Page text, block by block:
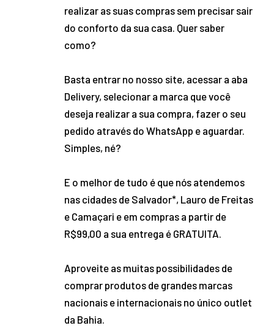
realizar as suas compras sem precisar sair
do conforto da sua casa. Quer saber
como?
Basta entrar no nosso site, acessar a aba
Delivery, selecionar a marca que você
deseja realizar a sua compra, fazer o seu
pedido através do WhatsApp e aguardar.
Simples, né?
E o melhor de tudo é que nós atendemos
nas cidades de Salvador*, Lauro de Freitas
e Camaçari e em compras a partir de
R$99,00 a sua entrega é GRATUITA.
Aproveite as muitas possibilidades de
comprar produtos de grandes marcas
nacionais e internacionais no único outlet
da Bahia.